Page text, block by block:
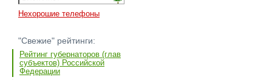
Нехорошие телефоны
"Свежие" рейтинги:
Рейтинг губернаторов (глав
субъектов) Российской
Федерации